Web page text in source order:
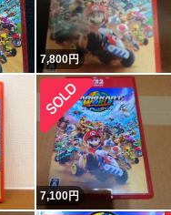
7,800円
7,100円